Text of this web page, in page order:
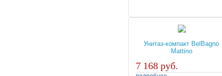
Унитаз-компакт BelBagno
Mattino
7 168 руб.